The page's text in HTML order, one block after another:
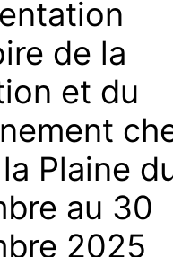
de la
et du
Plaine
au 30
2025